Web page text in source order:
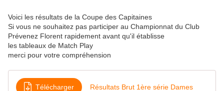
Voici les résultats de la Coupe des Capitaines
Si vous ne souhaitez pas participer au Championnat du Club
Prévenez Florent rapidement avant qu'il établisse
les tableaux de Match Play
merci pour votre compréhension
Télécharger Résultats Brut 1ère série Dames